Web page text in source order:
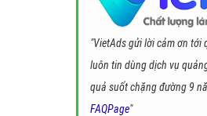
"VietAds gửi lời cảm ơn tới
luôn tin dùng dịch vụ
quả suốt chặng đường 9
FAQPage"